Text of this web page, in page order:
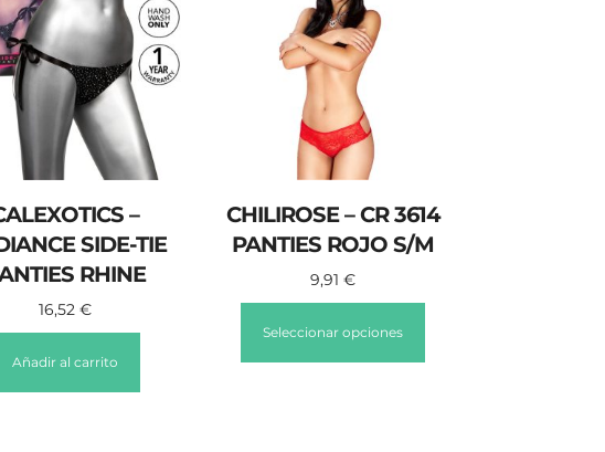
–
SIDE-TIE
RHINE
16,52 €
Añadir al carrito
CHILIROSE – CR 3614
PANTIES ROJO S/M
9,91€
Seleccionar opciones